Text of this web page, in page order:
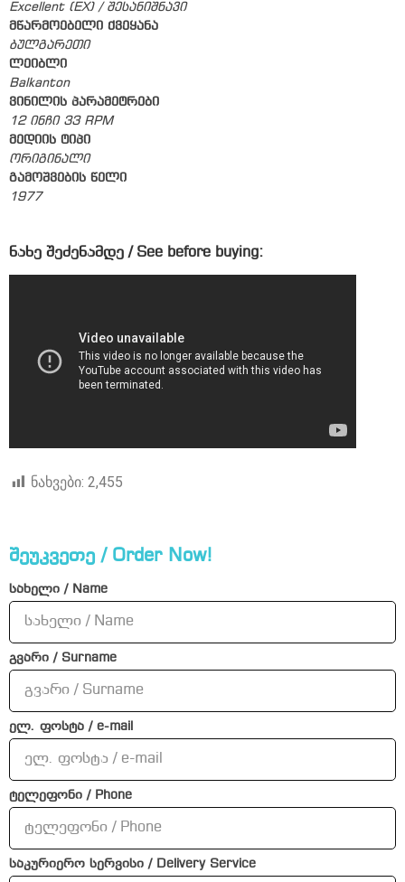
Excellent (EX) / შესანიშნავი
მწარმოებელი ქვეყანა
ბულგარეთი
ლეიბლი
Balkanton
ვინილის პარამეტრები
12 ინჩი 33 RPM
მედიის ტიპი
ორიგინალი
გამოშვების წელი
1977
ნახე შეძენამდე / See before buying:
ნახვები: 2,455
შეუკვეთე / Order Now!
სახელი / Name
გვარი / Surname
ელ. ფოსტა / e-mail
ტელეფონი / Phone
საკურიერო სერვისი / Delivery Service